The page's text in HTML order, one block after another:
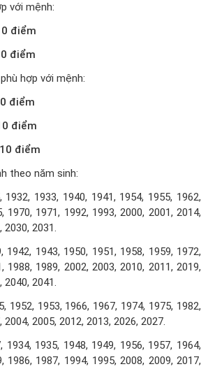
với mệnh:
điểm
điểm
hợp với mệnh:
điểm
điểm
điểm
theo năm sinh:
1932, 1933, 1940, 1941, 1954, 1955, 1962,
1970, 1971, 1992, 1993, 2000, 2001, 2014,
2030, 2031.
1942, 1943, 1950, 1951, 1958, 1959, 1972,
1988, 1989, 2002, 2003, 2010, 2011, 2019,
2040, 2041.
1952, 1953, 1966, 1967, 1974, 1975, 1982,
2004, 2005, 2012, 2013, 2026, 2027.
1934, 1935, 1948, 1949, 1956, 1957, 1964,
1986, 1987, 1994, 1995, 2008, 2009, 2017,